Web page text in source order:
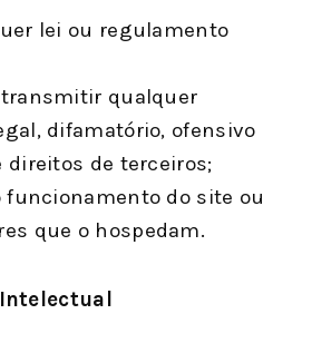
lei ou regulamento
qualquer
difamatório, ofensivo
direitos de terceiros;
funcionamento do site ou
que o hospedam.